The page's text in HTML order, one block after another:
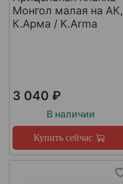
Монгол малая на АК,
К.Арма / K.Arma
3 040 ₽
В наличии
Купить сейчас